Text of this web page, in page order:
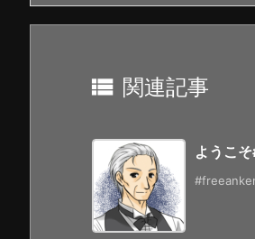
 関連記事
ようこ